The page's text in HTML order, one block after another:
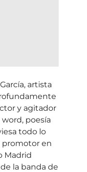
artista
y agitador
poesía
todo lo
promotor en
Madrid
la banda de